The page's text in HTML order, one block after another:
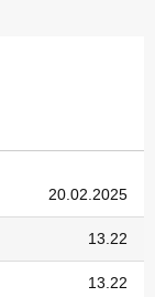
20.02.2025
13.22
13.22